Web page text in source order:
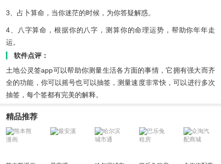
3、占卜算命，当你迷茫的时候，为你答疑解惑。
4、八字算命，根据你的八字，测算你的命理运势，帮助你年年走
运。
软件点评：
土地公灵签app可以帮助你测量生活各方面的事情，它拥有强大而齐
全的功能，你可以摇号也可以抽签，测量速度非常快，可以进行多次
抽签，每个签都有完美的解释。
精品推荐